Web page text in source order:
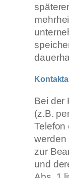
Bei der
(z.B.
Telefon
werden
zur
und